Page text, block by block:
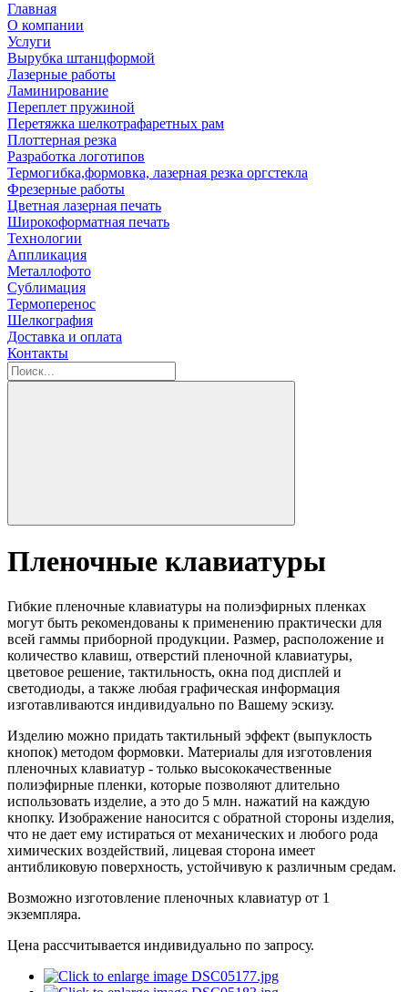
Главная
О компании
Услуги
Вырубка штанцформой
Лазерные работы
Ламинирование
Переплет пружиной
Перетяжка шелкотрафаретных рам
Плоттерная резка
Разработка логотипов
Термогибка,формовка, лазерная резка оргстекла
Фрезерные работы
Цветная лазерная печать
Широкоформатная печать
Технологии
Аппликация
Металлофото
Сублимация
Термоперенос
Шелкография
Доставка и оплата
Контакты
Пленочные клавиатуры
Гибкие пленочные клавиатуры на полиэфирных пленках
могут быть рекомендованы к применению практически для
всей гаммы приборной продукции. Размер, расположение и
количество клавиш, отверстий пленочной клавиатуры,
цветовое решение, тактильность, окна под дисплей и
светодиоды, а также любая графическая информация
изготавливаются индивидуально по Вашему эскизу.
Изделию можно придать тактильный эффект (выпуклость
кнопок) методом формовки. Материалы для изготовления
пленочных клавиатур - только высококачественные
полиэфирные пленки, которые позволяют длительно
использовать изделие, а это до 5 млн. нажатий на каждую
кнопку. Изображение наносится с обратной стороны изделия,
что не дает ему истираться от механических и любого рода
химических воздействий, лицевая сторона имеет
антибликовую поверхность, устойчивую к различным средам.
Возможно изготовление пленочных клавиатур от 1
экземпляра.
Цена рассчитывается индивидуально по запросу.